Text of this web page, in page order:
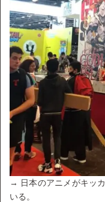
→ 日本のアニメがキッ
いる。